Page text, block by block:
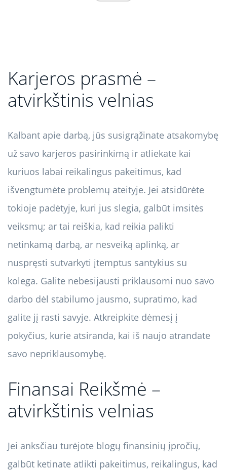
Karjeros prasmė –
atvirkštinis velnias
Kalbant apie darbą, jūs susigrąžinate atsakomybę
už savo karjeros pasirinkimą ir atliekate kai
kuriuos labai reikalingus pakeitimus, kad
išvengtumėte problemų ateityje. Jei atsidūrėte
tokioje padėtyje, kuri jus slegia, galbūt imsitės
veiksmų; ar tai reiškia, kad reikia palikti
netinkamą darbą, ar nesveiką aplinką, ar
nuspręsti sutvarkyti įtemptus santykius su
kolega. Galite nebesijausti priklausomi nuo savo
darbo dėl stabilumo jausmo, supratimo, kad
galite jį rasti savyje. Atkreipkite dėmesį į
pokyčius, kurie atsiranda, kai iš naujo atrandate
savo nepriklausomybę.
Finansai Reikšmė –
atvirkštinis velnias
Jei anksčiau turėjote blogų finansinių įpročių,
galbūt ketinate atlikti pakeitimus, reikalingus, kad